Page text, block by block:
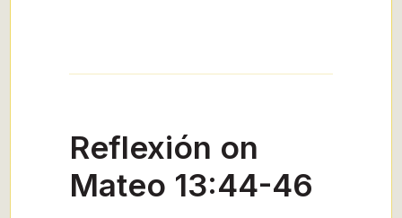
Reflexión on
Mateo 13:44-46